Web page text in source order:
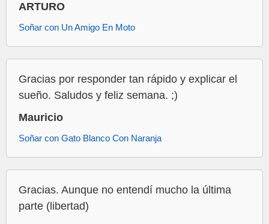
ARTURO
Soñar con Un Amigo En Moto
Gracias por responder tan rápido y explicar el
sueño. Saludos y feliz semana. ;)
Mauricio
Soñar con Gato Blanco Con Naranja
Gracias. Aunque no entendí mucho la última
parte (libertad)